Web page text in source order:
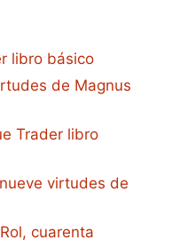
libro básico
de Magnus
Trader libro
virtudes de
cuarenta